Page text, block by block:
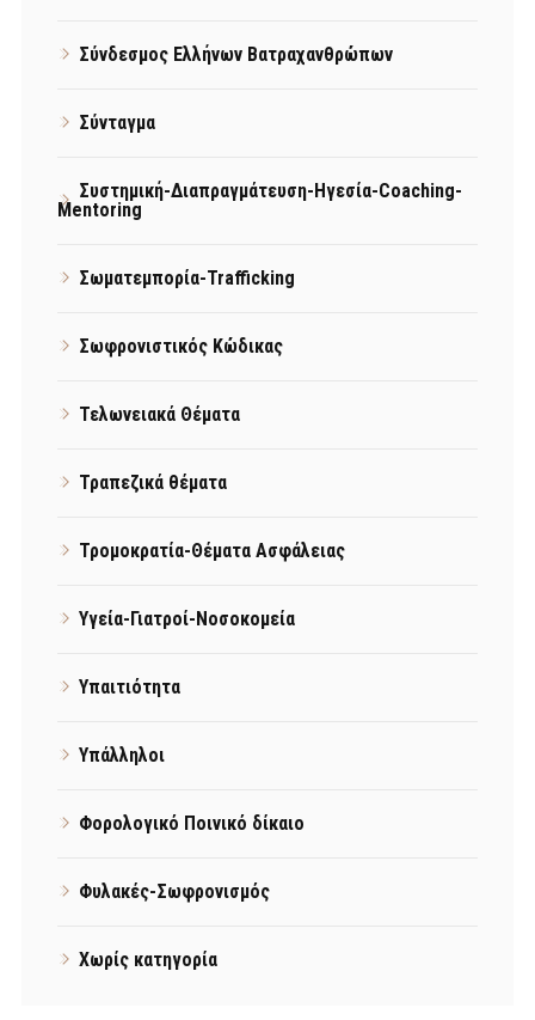
Σύνδεσμος Ελλήνων Βατραχανθρώπων
Σύνταγμα
Συστημική-Διαπραγμάτευση-Ηγεσία-Coaching-
Mentoring
Σωματεμπορία-Trafficking
Σωφρονιστικός Κώδικας
Τελωνειακά Θέματα
Τραπεζικά θέματα
Τρομοκρατία-Θέματα Ασφάλειας
Υγεία-Γιατροί-Νοσοκομεία
Υπαιτιότητα
Υπάλληλοι
Φορολογικό Ποινικό δίκαιο
Φυλακές-Σωφρονισμός
Χωρίς κατηγορία